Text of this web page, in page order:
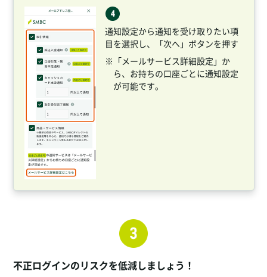
通知設定から通知を受け取りたい項
目を選択し、「次へ」ボタンを押す
※「メールサービス詳細設定」か
ら、お持ちの口座ごとに通知設定
が可能です。
不正ログインのリスクを低減しましょう！